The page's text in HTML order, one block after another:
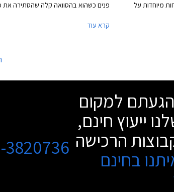
מיוחדות על
פנים כשהוא בהסוואה קלה שהסתירה את
נראה הרכב במלואו. העיצוב כאמור
קרא עוד
הגעתם למקום
ייעוץ חינם,
הרכישה
בחינם
3820736